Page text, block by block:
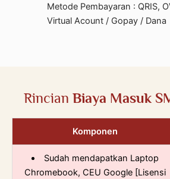
Metode Pembayaran : QRIS,
Virtual Acount / Gopay / Dana
Rincian Biaya Masuk
Komponen
Sudah mendapatkan Laptop
Chromebook, CEU Google [Lisensi